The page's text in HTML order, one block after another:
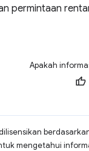
permintaan
Apakah
mengetahui